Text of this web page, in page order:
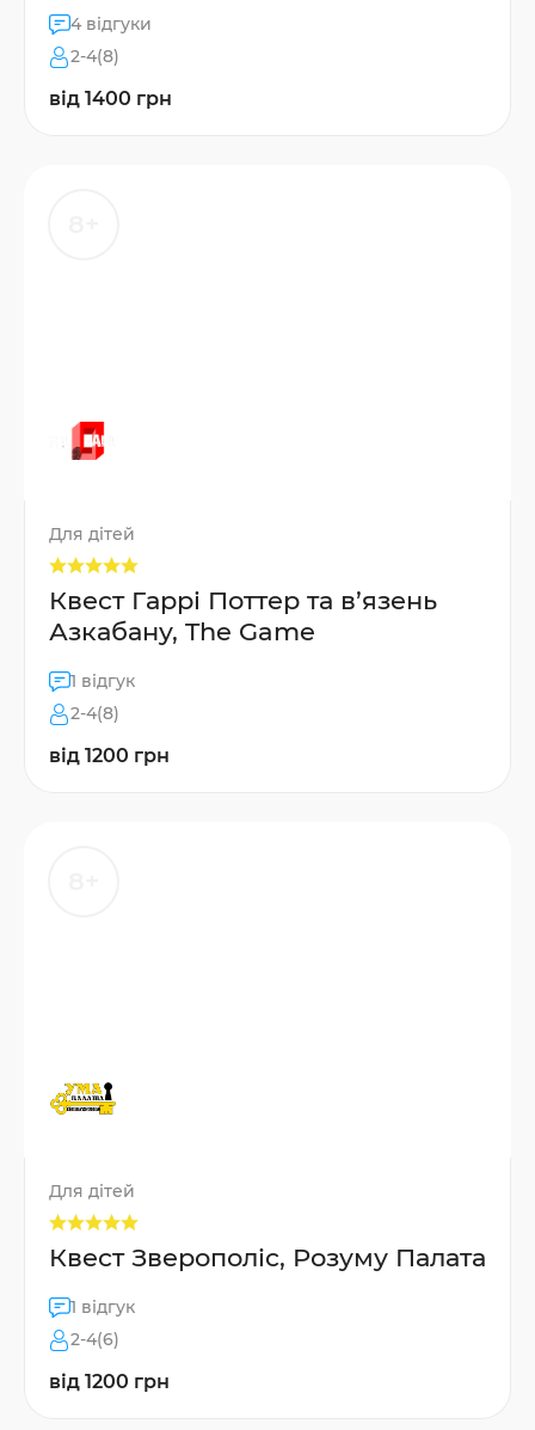
4 відгуки
2-4(8)
від 1400 грн
Для дітей
Квест Гаррі Поттер та в’язень
Азкабану, The Game
1 відгук
2-4(8)
від 1200 грн
Для дітей
Квест Зверополіс, Розуму Палата
1 відгук
2-4(6)
від 1200 грн